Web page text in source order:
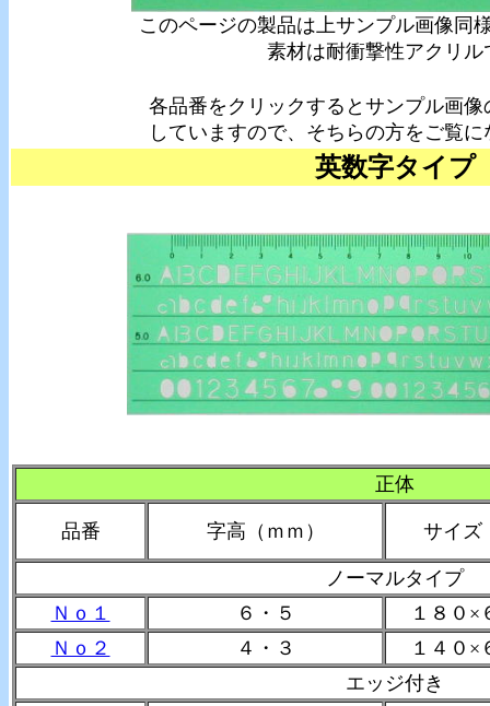
このページの製品は上サンプル画像同
素材は耐衝撃性アクリル
各品番をクリックするとサンプル画
していますので、そちらの方をご覧
英数字タイプ
正体
品番 字高（ｍｍ） サイズ
ノーマルタイプ
Ｎｏ１
６・５
１８０×
Ｎｏ２
４・３
１４０×
エッジ付き